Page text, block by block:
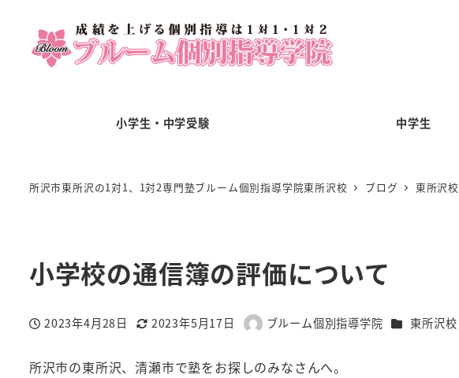
小学生・中学受験 中学生
所沢市東所沢の1対1、1対2専門塾ブルーム個別指導学院東所沢校 ブログ 東所沢校
小学校の通信簿の評価について
投稿日
2023年4月28日
更新日
2023年5月17日
著
ブルーム個別指導学院 カテゴリー
東所沢校
所沢市の東所沢、清瀬市で塾をお探しのみなさんへ。